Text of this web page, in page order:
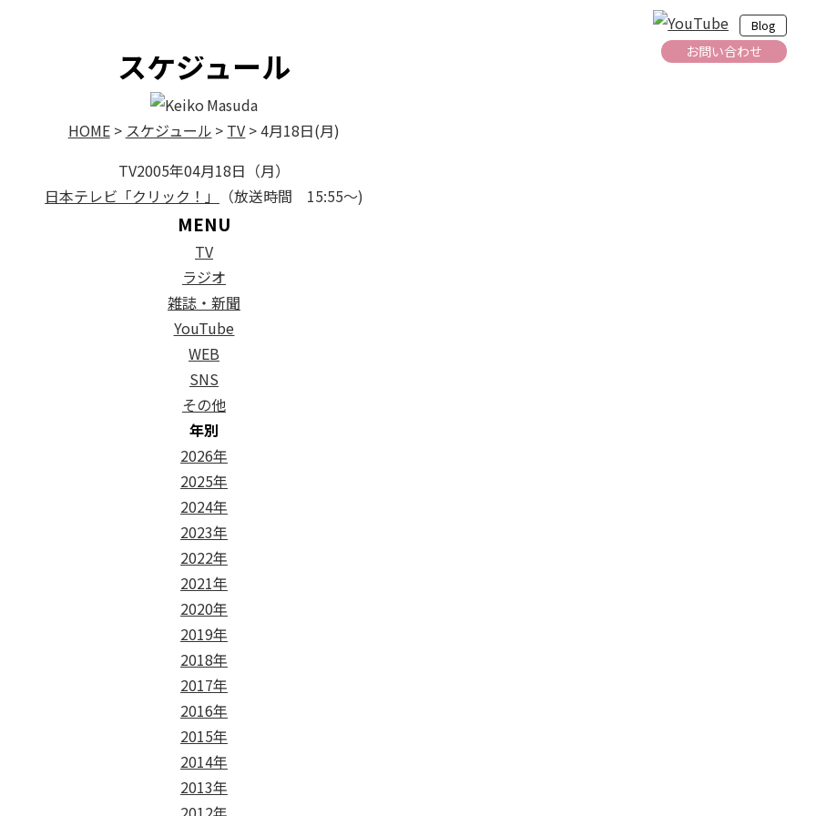
Blog
お問い合わせ
スケジュール
HOME> スケジュール > TV >4月18日(月)
TV2005年04月18日（月）
日本テレビ「クリック！」
（放送時間 15:55～)
MENU
TV
ラジオ
雑誌・新聞
YouTube
WEB
SNS
その他
年別
2026年
2025年
2024年
2023年
2022年
2021年
2020年
2019年
2018年
2017年
2016年
2015年
2014年
2013年